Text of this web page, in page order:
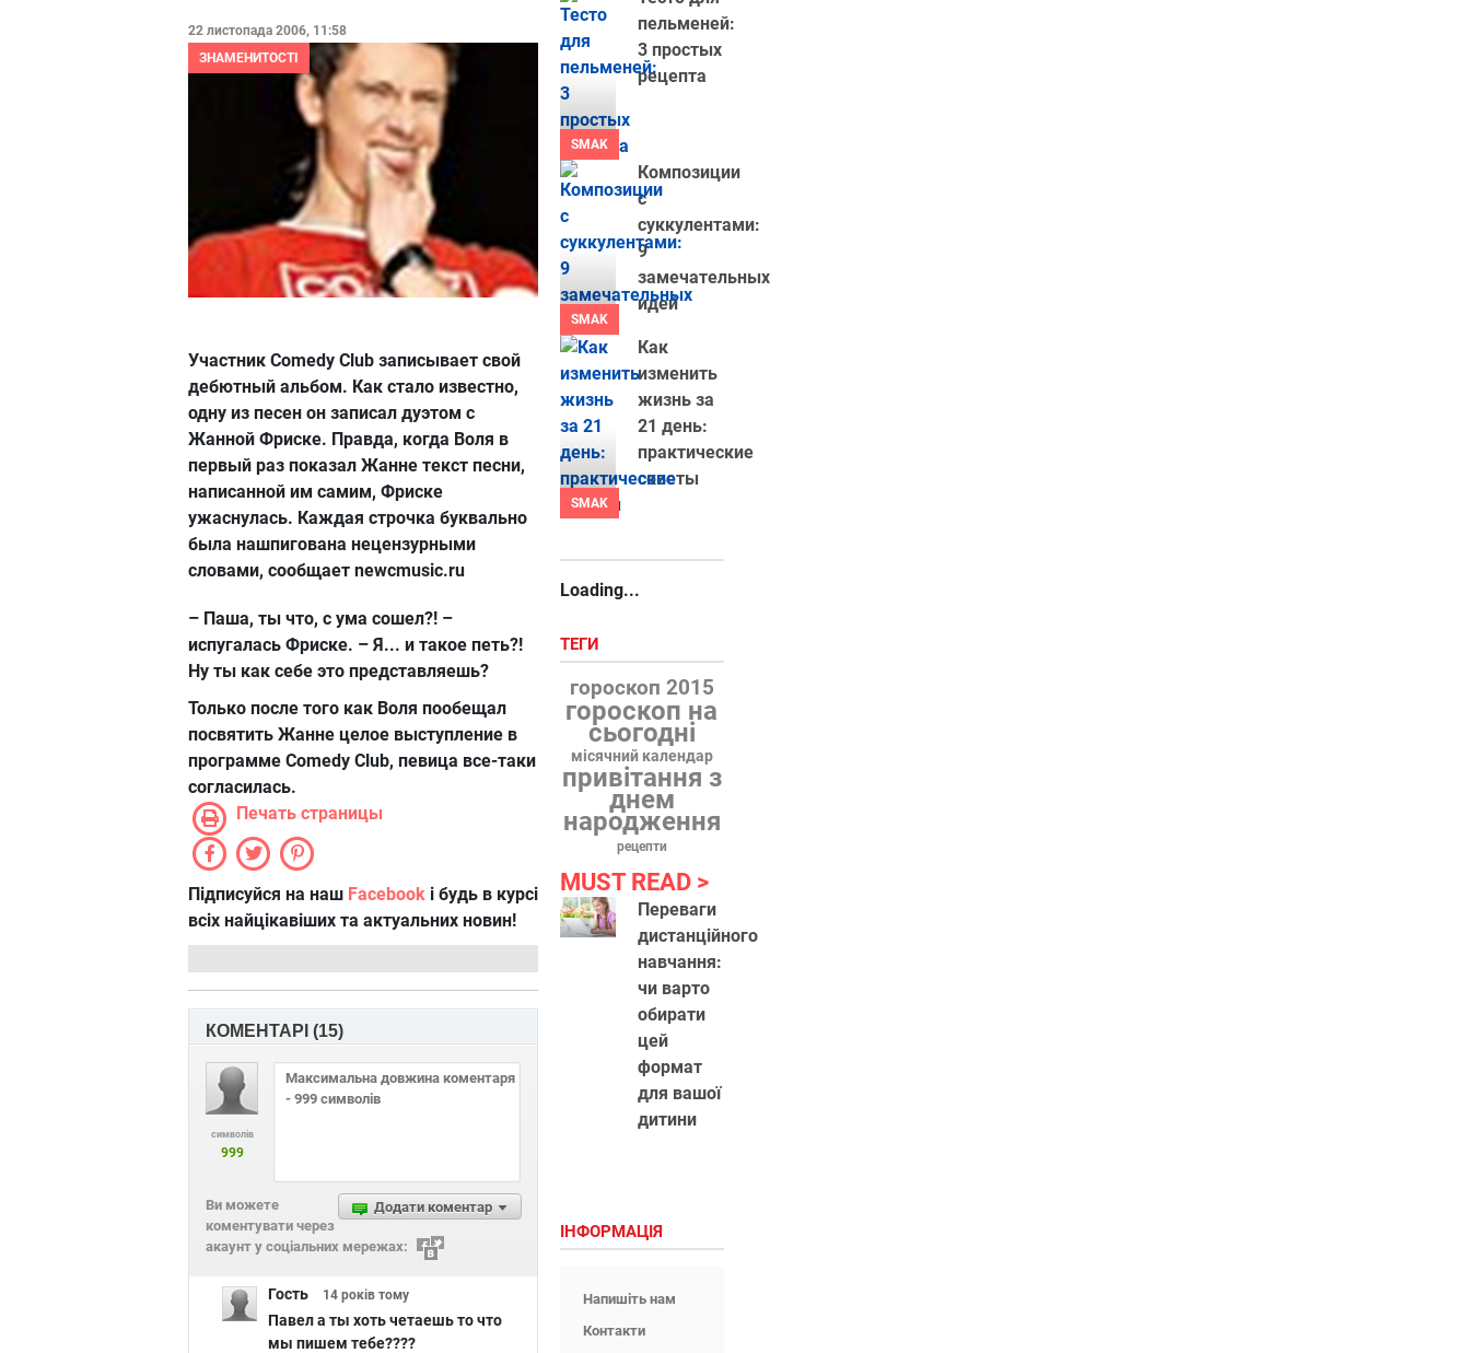
22 листопада 2006, 11:58
ЗНАМЕНИТОСТІ
Участник Comedy Club записывает свой
дебютный альбом. Как стало известно,
одну из песен он записал дуэтом с
Жанной Фриске. Правда, когда Воля в
первый раз показал Жанне текст песни,
написанной им самим, Фриске
ужаснулась. Каждая строчка буквально
была нашпигована нецензурными
словами, сообщает newcmusic.ru
– Паша, ты что, с ума сошел?! –
испугалась Фриске. – Я... и такое петь?!
Ну ты как себе это представляешь?
Только после того как Воля пообещал
посвятить Жанне целое выступление в
программе Comedy Club, певица все-таки
согласилась.
Печать страницы
Підписуйся на наш Facebook і будь в курсі
всіх найцікавіших та актуальних новин!
КОМЕНТАРІ (15)
символів
999
Додати коментар
Ви можете
коментувати через
акаунт у соціальних мережах:
Гость 14 років тому
Павел а ты хоть четаешь то что
мы пишем тебе????
SMAK
пельменей:
3 простых
рецепта
SMAK
Композиции
с
суккулентами:
9
замечательных
идей
SMAK
Как
изменить
жизнь за
21 день:
практические
советы
Loading...
ТЕГИ
гороскоп 2015
гороскоп на
сьогодні
місячний календар
привітання з
днем
народження
рецепти
MUST READ
Переваги
дистанційного
навчання:
чи варто
обирати
цей
формат
для вашої
дитини
ІНФОРМАЦІЯ
Напишіть нам
Контакти